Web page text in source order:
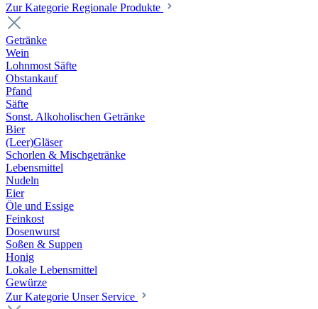
Zur Kategorie Regionale Produkte
Getränke
Wein
Lohnmost Säfte
Obstankauf
Pfand
Säfte
Sonst. Alkoholischen Getränke
Bier
(Leer)Gläser
Schorlen & Mischgetränke
Lebensmittel
Nudeln
Eier
Öle und Essige
Feinkost
Dosenwurst
Soßen & Suppen
Honig
Lokale Lebensmittel
Gewürze
Zur Kategorie Unser Service